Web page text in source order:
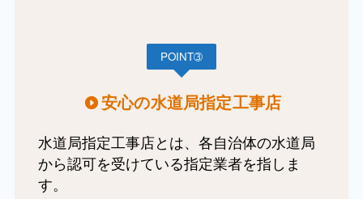
POINT➂
安心の水道局指定工事店
水道局指定工事店とは、各自治体の水道局
から認可を受けている指定業者を指しま
す。